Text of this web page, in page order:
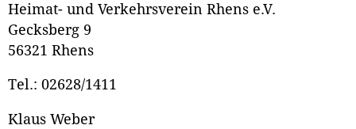
Heimat- und Verkehrsverein Rhens e.V.
Gecksberg 9
56321 Rhens
Tel.: 02628/1411
Klaus Weber